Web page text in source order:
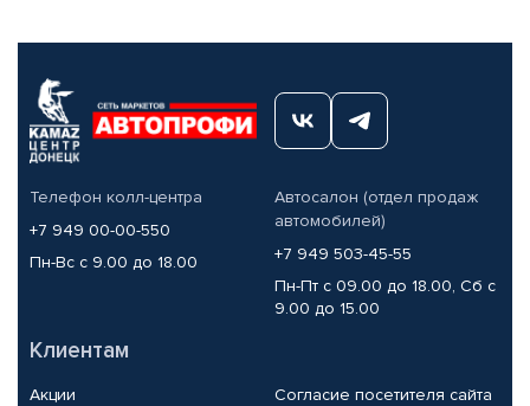
Телефон колл-центра
+7 949 00-00-550
Пн-Вс с 9.00 до 18.00
Автосалон (отдел продаж
автомобилей)
+7 949 503-45-55
Пн-Пт с 09.00 до 18.00, Сб с
9.00 до 15.00
Клиентам
Акции
Согласие посетителя сайта